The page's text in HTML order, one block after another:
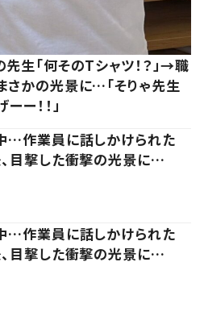
生「何そのTシャツ！？」→職
さかの光景に…「そりゃ先生
ー！！」
…作業員に話しかけられた
、目撃した衝撃の光景に…
…作業員に話しかけられた
、目撃した衝撃の光景に…